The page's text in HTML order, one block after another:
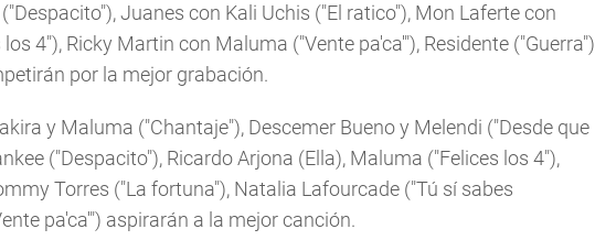
Juanes con Kali Uchis ("El ratico"), Mon Laferte con
4"), Ricky Martin con Maluma ("Vente pa'ca'"), Residente ("Guerra")
por la mejor grabación.
y Maluma ("Chantaje"), Descemer Bueno y Melendi ("Desde que
("Despacito"), Ricardo Arjona (Ella), Maluma ("Felices los 4"),
Torres ("La fortuna"), Natalia Lafourcade ("Tú sí sabes
pa'ca'") aspirarán a la mejor canción.